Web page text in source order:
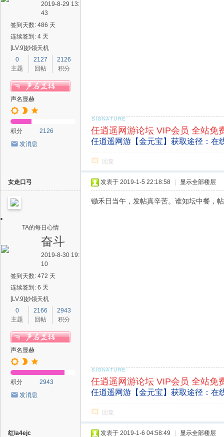
2019-8-29 13:
43
签到天数: 486 天
连续签到: 4 天
[LV.9]妙领天机
0
主题
2127
回帖
2126
积分
声名显赫
积分
2126
发消息
任逍遥网游论坛 VIP会员 全站免
任逍遥网游【金元宝】获取途径：在
回复
女走口弓
TA的每日心情
奋斗
2019-8-30 19:
10
签到天数: 472 天
连续签到: 6 天
[LV.9]妙领天机
0
主题
2166
回帖
2943
积分
声名显赫
积分
2943
发消息
发表于 2019-1-5 22:18:58 显示全部楼层
锄禾日当午，发帖真辛苦。谁知坛中餐，
任逍遥网游论坛 VIP会员 全站免
任逍遥网游【金元宝】获取途径：在
回复
红la4ejc 发表于 2019-1-6 04:58:49 显示全部楼层